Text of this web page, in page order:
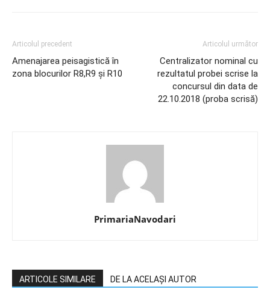
Articolul precedent
Amenajarea peisagistică în
zona blocurilor R8,R9 și R10
Articolul următor
Centralizator nominal cu
rezultatul probei scrise la
concursul din data de
22.10.2018 (proba scrisă)
PrimariaNavodari
ARTICOLE SIMILARE DE LA ACELAȘI AUTOR